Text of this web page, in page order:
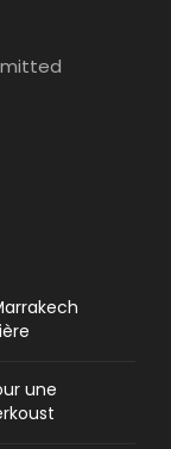
une